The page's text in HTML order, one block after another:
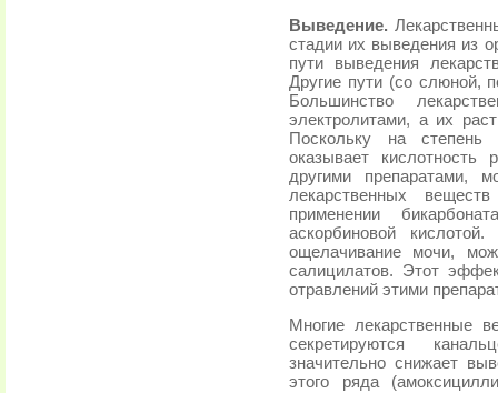
Выведение.
стадии их выведения из
пути выведения
Другие пути (со слюной,
Большинство
электролитами, а их
Поскольку на степень
оказывает
другими препаратами,
лекарственных
применении
аскорбиновой
ощелачивание мочи,
салицилатов. Этот
отравлений этими
Многие лекарственные
секретируются
значительно снижает
этого ряда